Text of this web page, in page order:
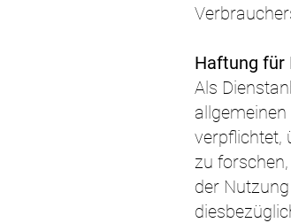
Haftung für
Als
verpflichtet,
zu
der